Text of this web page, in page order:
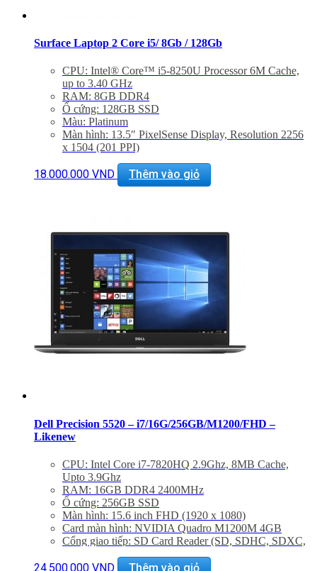
Surface Laptop 2 Core i5/ 8Gb / 128Gb
CPU: Intel® Core™ i5-8250U Processor 6M Cache,
up to 3.40 GHz
RAM: 8GB DDR4
Ổ cứng: 128GB SSD
Màu: Platinum
Màn hình: 13.5″ PixelSense Display, Resolution 2256
x 1504 (201 PPI)
Interface: Mini DP, USB 3.0, SurfaceConnect, 3,5mm
Audio Jack, Wifi 802.11ac, Bluetooth
Trọng lượng: 1,21 Kg
18.000.000 VND Thêm vào giỏ
Dell Precision 5520 – i7/16G/256GB/M1200/FHD –
Likenew
CPU: Intel Core i7-7820HQ 2.9Ghz, 8MB Cache,
Upto 3.9Ghz
RAM: 16GB DDR4 2400MHz
Ổ cứng: 256GB SSD
Màn hình: 15.6 inch FHD (1920 x 1080)
Card màn hình: NVIDIA Quadro M1200M 4GB
Cổng giao tiếp: SD Card Reader (SD, SDHC, SDXC,
with PowerShare 1 x Headphone and microphone
24.500.000 VND Thêm vào giỏ